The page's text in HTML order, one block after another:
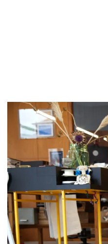
Overslaan